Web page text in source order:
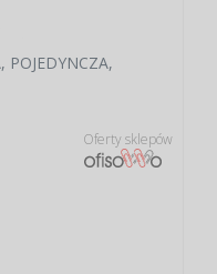
POJEDYNCZA,
Oferty sklepów